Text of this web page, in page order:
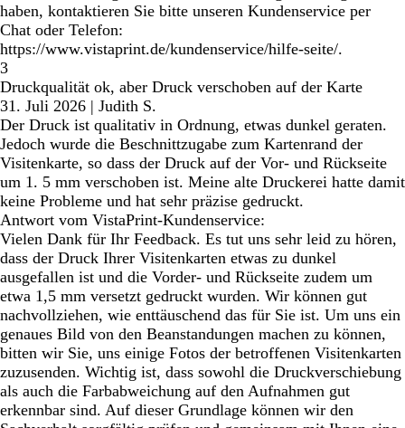
haben, kontaktieren Sie bitte unseren Kundenservice per
Chat oder Telefon:
https://www.vistaprint.de/kundenservice/hilfe-seite/.
3
Druckqualität ok, aber Druck verschoben auf der Karte
31. Juli 2026 | Judith S.
Der Druck ist qualitativ in Ordnung, etwas dunkel geraten.
Jedoch wurde die Beschnittzugabe zum Kartenrand der
Visitenkarte, so dass der Druck auf der Vor- und Rückseite
um 1. 5 mm verschoben ist. Meine alte Druckerei hatte damit
keine Probleme und hat sehr präzise gedruckt.
Antwort vom VistaPrint-Kundenservice:
Vielen Dank für Ihr Feedback. Es tut uns sehr leid zu hören,
dass der Druck Ihrer Visitenkarten etwas zu dunkel
ausgefallen ist und die Vorder- und Rückseite zudem um
etwa 1,5 mm versetzt gedruckt wurden. Wir können gut
nachvollziehen, wie enttäuschend das für Sie ist. Um uns ein
genaues Bild von den Beanstandungen machen zu können,
bitten wir Sie, uns einige Fotos der betroffenen Visitenkarten
zuzusenden. Wichtig ist, dass sowohl die Druckverschiebung
als auch die Farbabweichung auf den Aufnahmen gut
erkennbar sind. Auf dieser Grundlage können wir den